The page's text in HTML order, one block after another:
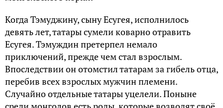
Когда Тэмуджину, сыну Есугея, исполнилось
девять лет, татары сумели коварно отравить
Есугея. Тэмуждин претерпел немало
приключений, прежде чем стал взрослым.
Впоследствии он отомстил татарам за гибель отца,
перебив всех взрослых мужчин племени.
Случайно отдельные татары уцелели. Поныне